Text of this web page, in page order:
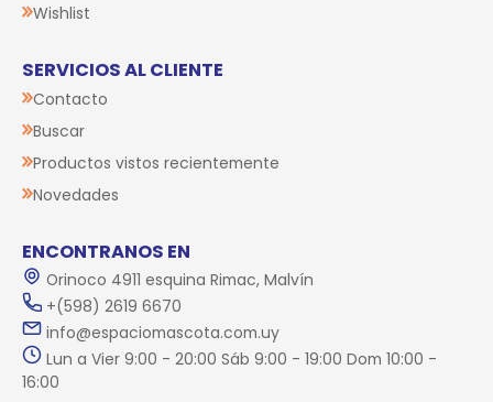
Wishlist
SERVICIOS AL CLIENTE
Contacto
Buscar
Productos vistos recientemente
Novedades
ENCONTRANOS EN
Orinoco 4911 esquina Rimac, Malvín
+(598) 2619 6670
info@espaciomascota.com.uy
Lun a Vier 9:00 - 20:00 Sáb 9:00 - 19:00 Dom 10:00 -
16:00